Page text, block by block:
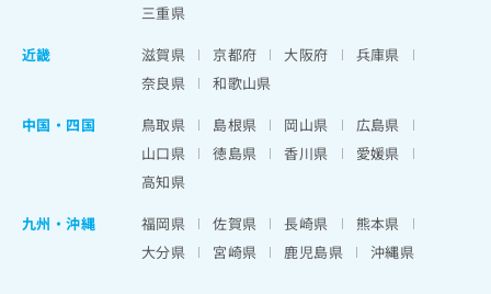
三重県
近畿
滋賀県 京都府 大阪府
兵庫県
奈良県
和歌山県
中国・四国
鳥取県 島根県 岡山県
広島県
山口県
徳島県 香川県
愛媛県
高知県
九州・沖縄
福岡県 佐賀県 長崎県
熊本県
大分県
宮崎県 鹿児島県 沖縄県